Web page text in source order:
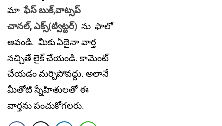
మాఫేస్ బుక్,వాట్సప్
చానల్,ఎక్స్(ట్విట్టర్) ను ఫాలో
అవండి. మీకు ఏదైనా వార్త
నచ్చితే లైక్ చేయండి. కామెంట్
చేయడం మర్చిపోవద్దు. అలానే
మీతోటి స్నేహితులతో ఈ
వార్తను పంచుకోగలరు.